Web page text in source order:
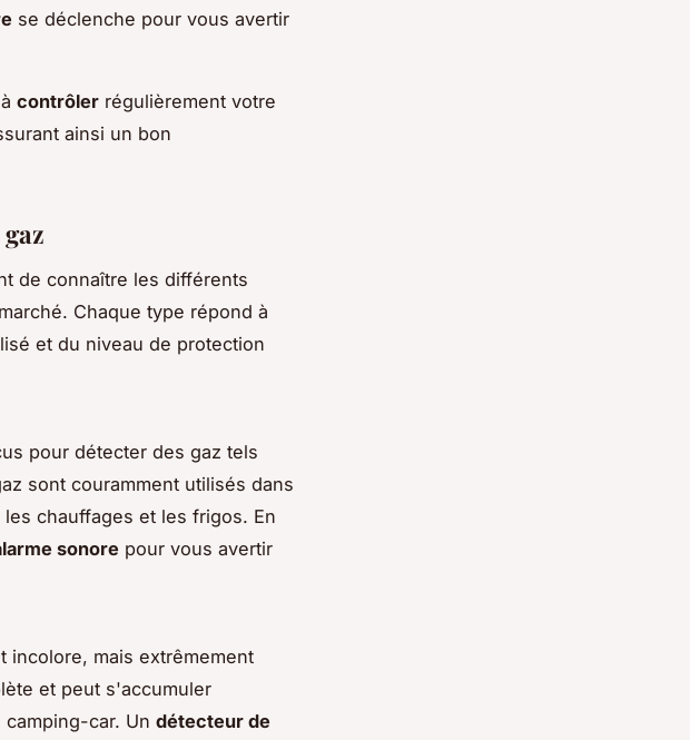
se déclenche pour vous avertir
contrôler régulièrement votre
ainsi un bon
de connaître les différents
Chaque type répond à
et du niveau de protection
pour détecter des gaz tels
sont couramment utilisés dans
chauffages et les frigos. En
sonore pour vous avertir
incolore, mais extrêmement
et peut s'accumuler
car. Un détecteur de